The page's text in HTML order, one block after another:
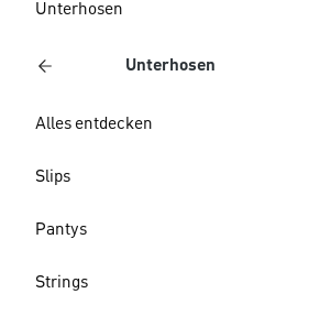
Unterhosen
Unterhosen
Alles entdecken
Slips
Pantys
Strings